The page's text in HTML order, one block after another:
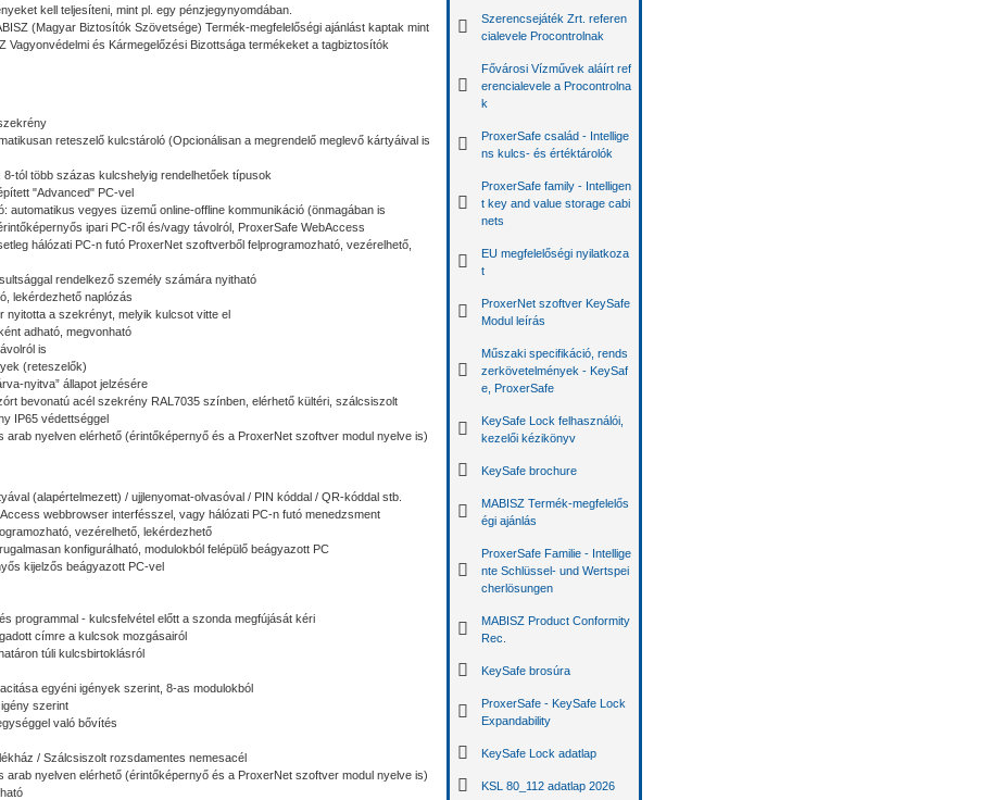
kell teljesíteni, mint pl. egy pénzjegynyomdában.
(Magyar Biztosítók Szövetsége) Termék-megfelelőségi ajánlást kaptak mint
Vagyonvédelmi és Kármegelőzési Bizottsága termékeket a tagbiztosítók
reteszelő kulcstároló (Opcionálisan a megrendelő meglevő kártyáival is
tól több százas kulcshelyig rendelhetőek típusok
"Advanced" PC-vel
automatikus vegyes üzemű online-offline kommunikáció (önmagában is
ipari PC-ről és/vagy távolról, ProxerSafe WebAccess
hálózati PC-n futó ProxerNet szoftverből felprogramozható, vezérelhető,
rendelkező személy számára nyitható
lekérdezhető naplózás
nyitotta a szekrényt, melyik kulcsot vitte el
adható, megvonható
is
(reteszelők)
nyitva” állapot jelzésére
bevonatú acél szekrény RAL7035 színben, elérhető kültéri, szálcsiszolt
IP65 védettséggel
arab nyelven elérhető (érintőképernyő és a ProxerNet szoftver modul nyelve is)
(alapértelmezett) / ujjlenyomat-olvasóval / PIN kóddal / QR-kóddal stb.
webbrowser interfésszel, vagy hálózati PC-n futó menedzsment
vezérelhető, lekérdezhető
konfigurálható, modulokból felépülő beágyazott PC
kijelzős beágyazott PC-vel
programmal - kulcsfelvétel előtt a szonda megfújását kéri
címre a kulcsok mozgásairól
túli kulcsbirtoklásról
egyéni igények szerint, 8-as modulokból
szerint
való bővítés
/ Szálcsiszolt rozsdamentes nemesacél
arab nyelven elérhető (érintőképernyő és a ProxerNet szoftver modul nyelve is)
Szerencsejáték Zrt. referen
cialevele Procontrolnak
Fővárosi Vízművek aláírt ref
erencialevele a Procontrolna
k
ProxerSafe család - Intellige
ns kulcs- és értéktárolók
ProxerSafe family - Intelligen
t key and value storage cabi
nets
EU megfelelőségi nyilatkoza
t
ProxerNet szoftver KeySafe
Modul leírás
Műszaki specifikáció, rends
zerkövetelmények - KeySaf
e, ProxerSafe
KeySafe Lock felhasználói,
kezelői kézikönyv
KeySafe brochure
MABISZ Termék-megfelelős
égi ajánlás
ProxerSafe Familie - Intellige
nte Schlüssel- und Wertspei
cherlösungen
MABISZ Product Conformity
Rec.
KeySafe brosúra
ProxerSafe - KeySafe Lock
Expandability
KeySafe Lock adatlap
KSL 80_112 adatlap 2026